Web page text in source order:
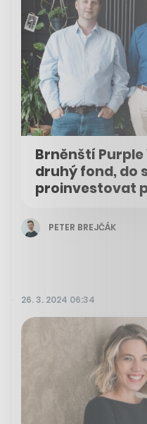
Brněnští
druhý fond, do
proinvestovat
PETER BREJČÁK
26. 3. 2024 06:34